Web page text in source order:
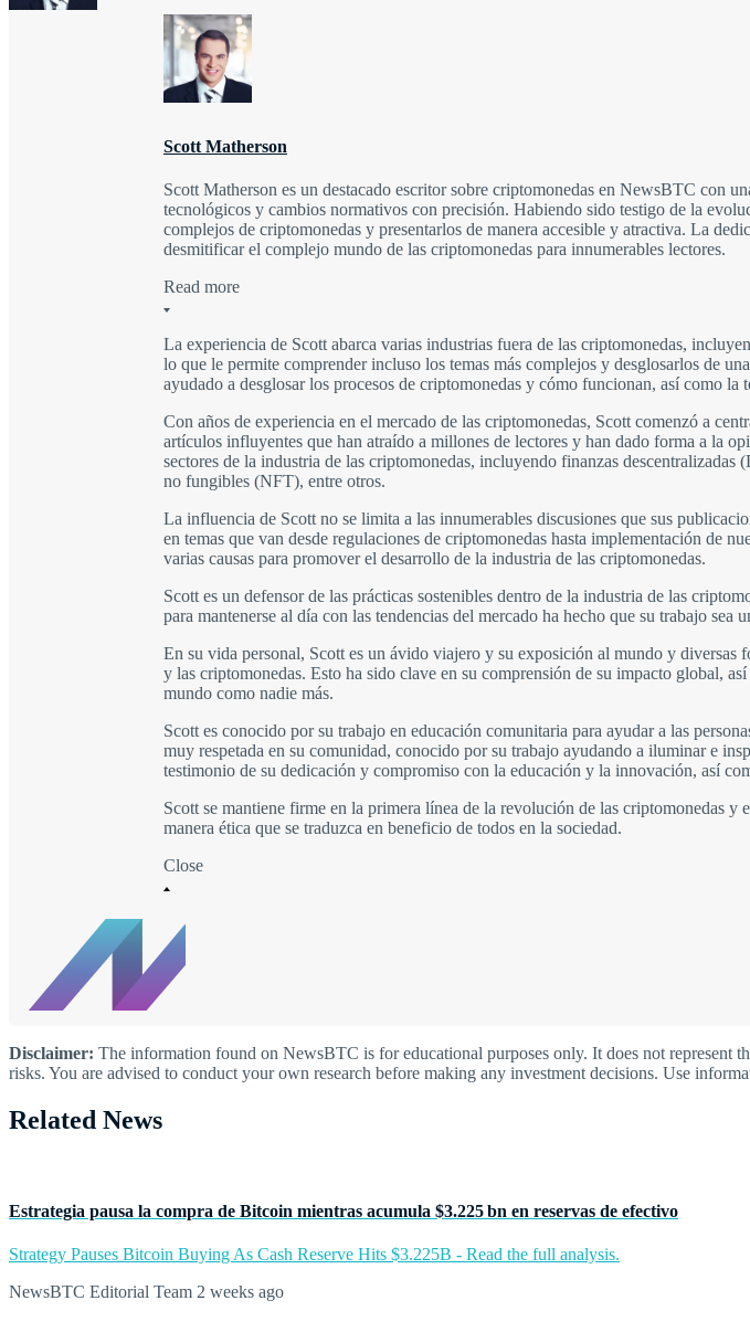
Scott Matherson
Scott Matherson es un destacado escritor sobre criptomonedas en NewsBTC con
tecnológicos y cambios normativos con precisión. Habiendo sido testigo de la
complejos de criptomonedas y presentarlos de manera accesible y atractiva. La
desmitificar el complejo mundo de las criptomonedas para innumerables lectores.
Read more
La experiencia de Scott abarca varias industrias fuera de las criptomonedas,
lo que le permite comprender incluso los temas más complejos y desglosarlos de
ayudado a desglosar los procesos de criptomonedas y cómo funcionan, así como
Con años de experiencia en el mercado de las criptomonedas, Scott comenzó a
artículos influyentes que han atraído a millones de lectores y han dado forma a la
sectores de la industria de las criptomonedas, incluyendo finanzas
no fungibles (NFT), entre otros.
La influencia de Scott no se limita a las innumerables discusiones que sus
en temas que van desde regulaciones de criptomonedas hasta implementación de
varias causas para promover el desarrollo de la industria de las criptomonedas.
Scott es un defensor de las prácticas sostenibles dentro de la industria de las
para mantenerse al día con las tendencias del mercado ha hecho que su trabajo
En su vida personal, Scott es un ávido viajero y su exposición al mundo y diversas
y las criptomonedas. Esto ha sido clave en su comprensión de su impacto global,
mundo como nadie más.
Scott es conocido por su trabajo en educación comunitaria para ayudar a las
muy respetada en su comunidad, conocido por su trabajo ayudando a iluminar e
testimonio de su dedicación y compromiso con la educación y la innovación, así
Scott se mantiene firme en la primera línea de la revolución de las criptomonedas
manera ética que se traduzca en beneficio de todos en la sociedad.
Close
Disclaimer: The information found on NewsBTC is for educational purposes only. It does not
risks. You are advised to conduct your own research before making any investment decisions. Use
Related News
Estrategia pausa la compra de Bitcoin mientras acumula $3.225 bn en reservas de efectivo
Strategy Pauses Bitcoin Buying As Cash Reserve Hits $3.225B - Read the full analysis.
NewsBTC Editorial Team 2 weeks ago